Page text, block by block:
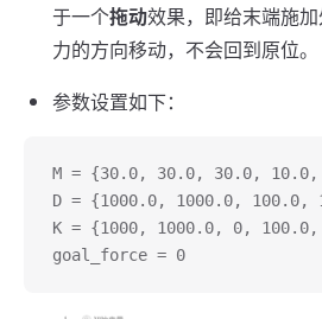
于一个拖动效果，即给末端施
力的方向移动，不会回到原位。
参数设置如下：
M = {30.0, 30.0, 30.0,
D = {1000.0, 1000.0, 100.0,
K = {1000, 1000.0, 0,
goal_force = 0